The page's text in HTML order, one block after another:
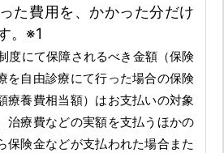
た費用を、かかった分だけ
。※1
度にて保障されるべき金額（保険
を自由診療にて行った場合の保険
療養費相当額）はお支払いの対象
治療費などの実額を支払うほかの
保険金などが支払われた場合また